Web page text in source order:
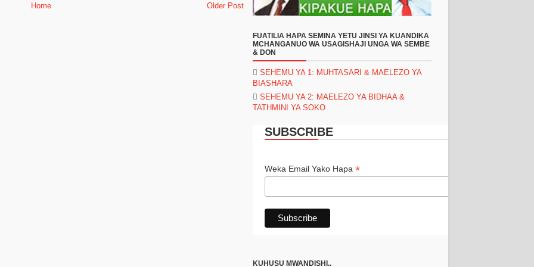
Older Post
Home
FUATILIA HAPA SEMINA YETU JINSI YA KUANDIKA
MCHANGANUO WA USAGISHAJI UNGA WA SEMBE
& DON
SEHEMU YA 1: MUHTASARI & MAELEZO YA
BIASHARA
SEHEMU YA 2: MAELEZO YA BIDHAA &
TATHMINI YA SOKO
SUBSCRIBE
Weka Email Yako Hapa *
KUHUSU MWANDISHI..